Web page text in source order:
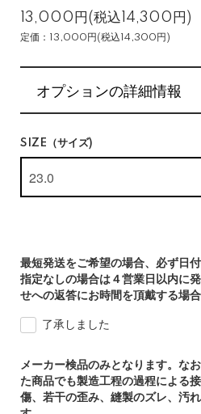
13,000円(税込14,300円)
定価：13,000円(税込14,300円)
オプションの詳細情報
SIZE（サイズ)
最短発送をご希望の場合、必ず日
指定なしの場合は４営業日以内に
せへの返答にお時間を頂戴する場合
了承しました
メーカー検品のみとなります。な
た商品でも製造工程の過程による
傷、若干の歪み、縫製のズレ、汚